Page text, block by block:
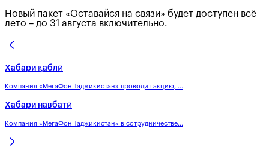
Новый пакет «Оставайся на связи» будет доступен всё
лето – до 31 августа включительно.
Хабари қаблӣ
Компания «МегаФон Таджикистан» проводит акцию, ...
Хабари навбатӣ
Компания «МегаФон Таджикистан» в сотрудничестве...